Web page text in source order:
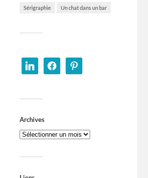
Sérigraphie Un chat dans un bar
Archives